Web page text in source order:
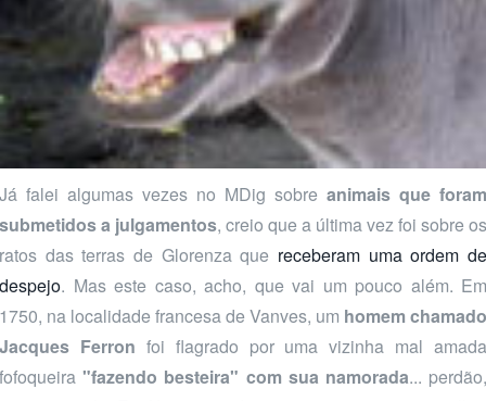
Já falei algumas vezes no MDig sobre animais que foram
submetidos a julgamentos, creio que a última vez foi sobre os
ratos das terras de Glorenza que receberam uma ordem de
despejo. Mas este caso, acho, que vai um pouco além. Em
1750, na localidade francesa de Vanves, um homem chamado
Jacques Ferron foi flagrado por uma vizinha mal amada
fofoqueira"fazendo besteira" com sua namorada...